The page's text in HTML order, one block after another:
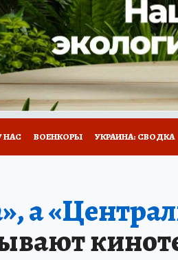
ТЕЛЕВИЗОР
ТЕСТЫ НОВОЕ НА САЙТЕ
НАС ВОЕНКОРЫ УКРАИНА: СВОДКА
В КРЫМУ
а